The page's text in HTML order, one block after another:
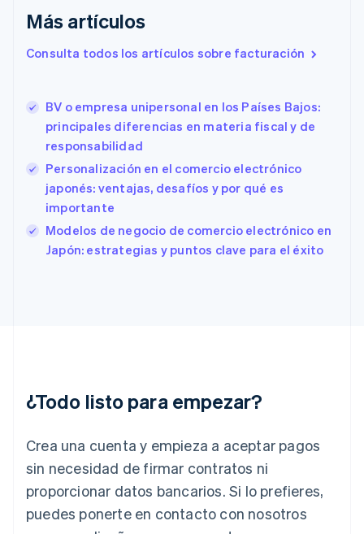
Más artículos
Consulta todos los artículos sobre facturación
BV o empresa unipersonal en los Países Bajos:
principales diferencias en materia fiscal y de
responsabilidad
Personalización en el comercio electrónico
japonés: ventajas, desafíos y por qué es
importante
Modelos de negocio de comercio electrónico en
Japón: estrategias y puntos clave para el éxito
¿Todo listo para empezar?
Crea una cuenta y empieza a aceptar pagos
sin necesidad de firmar contratos ni
proporcionar datos bancarios. Si lo prefieres,
puedes ponerte en contacto con nosotros
English
Eslovaquia
España
EspañolEnglish
Estados Unidos
English Español 简体中文
English
Finlandia
EnglishSvenska
Francia
Français
Irlanda
Italia
English
Japón
日本語English
Letonia